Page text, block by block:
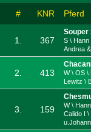
# KNR Pferd
1. 367
Souper
S \ Hann
Andrea
2. 413
W \ OS \
Lewitz \
3. 159
W \
Calido I